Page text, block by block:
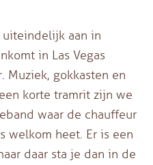
aan in
in Las Vegas
gokkasten en
korte tramrit zijn we
waar de chauffeur
welkom heet. Er is een
daar sta je dan in de